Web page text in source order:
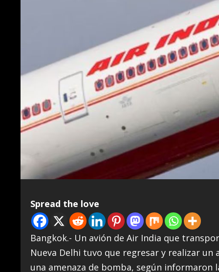
Spread the love
Bangkok.- Un avión de Air India que
Nueva Delhi tuvo que regresar y realizar
una amenaza de bomba, según